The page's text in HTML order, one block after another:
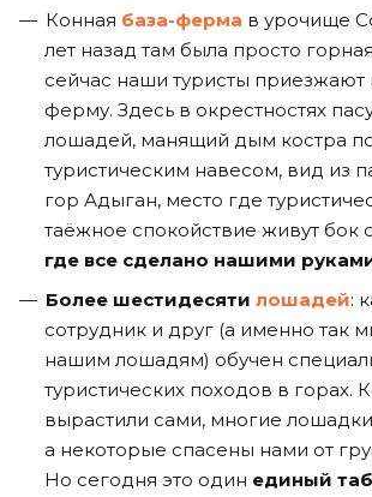
Конная база-ферма в урочище
лет назад там была просто
сейчас наши туристы приезжают
ферму. Здесь в окрестностях
лошадей, манящий дым костра
туристическим навесом, вид из
гор Адыган, место где
таёжное спокойствие живут бок
где все сделано нашими
Более шестидесяти лошадей:
сотрудник и друг (а именно так
нашим лошадям) обучен
туристических походов в горах.
вырастили сами, многие
а некоторые спасены нами от
Но сегодня это один единый